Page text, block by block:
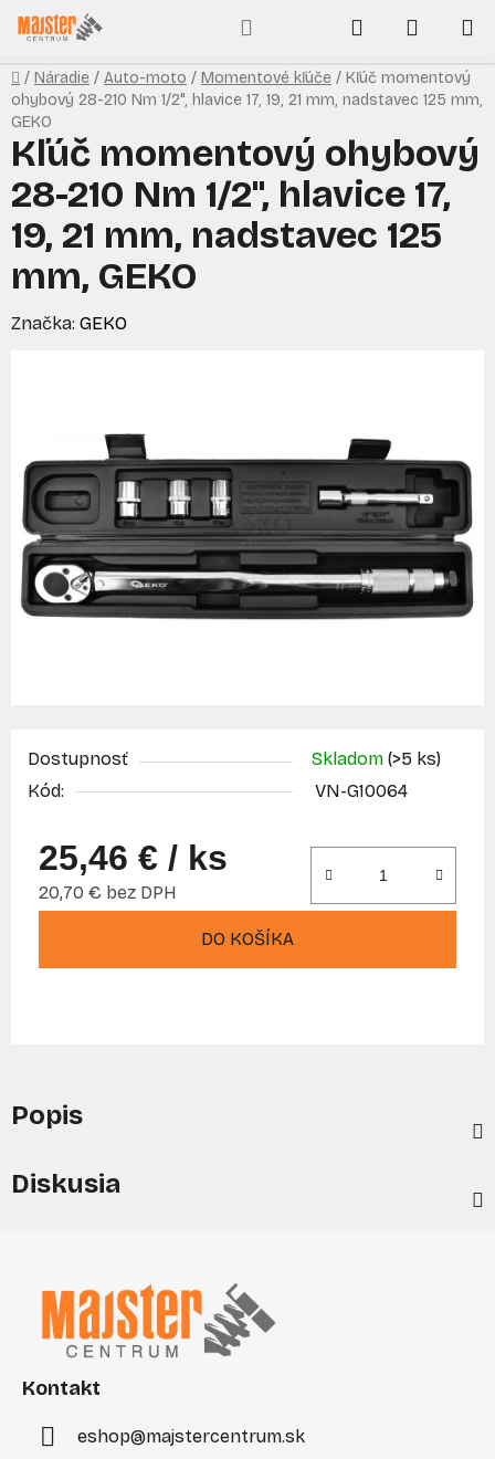
Prejsť
na
obsah
Hľadať
KOŠÍK
Domov
/ Náradie / Auto-moto / Momentové kľúče / Kľúč momentový
ohybový 28-210 Nm 1/2", hlavice 17, 19, 21 mm, nadstavec 125 mm,
GEKO
Dostupnosť Skladom (>5 ks)
Kód:
VN-G10064
25,46 € / ks
20,70 € bez DPH
DO KOŠÍKA
Kľúč momentový ohybový
28-210 Nm 1/2", hlavice 17,
19, 21 mm, nadstavec 125
mm, GEKO
Značka: GEKO
Popis
Diskusia
Kontakt
eshop@majstercentrum.sk